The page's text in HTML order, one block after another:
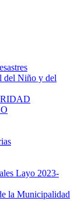
del Niño y del
Layo 2023-
la Municipalidad